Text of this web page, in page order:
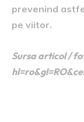
prevenind
pe viitor.
Sursa articol /